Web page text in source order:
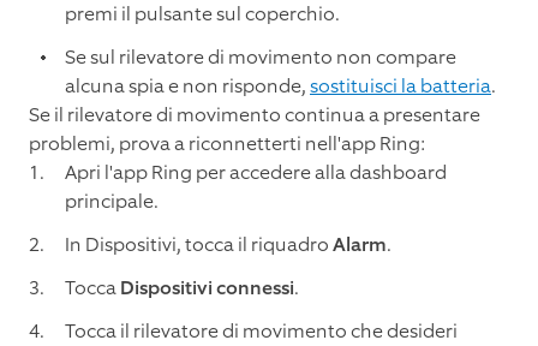
premi il pulsante sul coperchio.
Se sul rilevatore di movimento non compare
alcuna spia e non risponde,sostituisci la batteria.
Se il rilevatore di movimento continua a presentare
problemi, prova a riconnetterti nell'app Ring:
Apri l'app Ring per accedere alla dashboard
principale.
In Dispositivi, tocca il riquadroAlarm.
ToccaDispositivi connessi.
Tocca il rilevatore di movimento che desideri